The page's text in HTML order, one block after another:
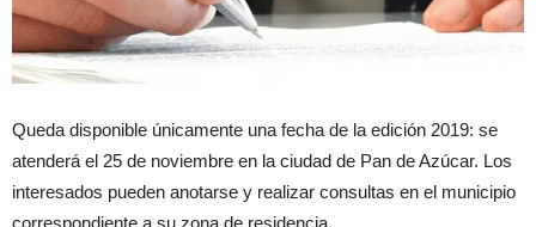
Queda disponible únicamente una fecha de la edición 2019: se
atenderá el 25 de noviembre en la ciudad de Pan de Azúcar. Los
interesados pueden anotarse y realizar consultas en el municipio